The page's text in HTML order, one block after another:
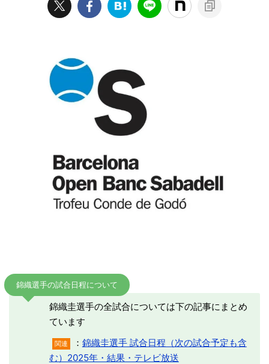
錦織選手の試合日程について
錦織圭選手の全試合については下の記事にまとめ
ています
関連 ： 錦織圭選手 試合日程（次の試合予定も含
む）2025年・結果・テレビ放送